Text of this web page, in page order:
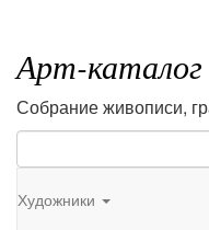
Арт-каталог
Собрание живописи,
Художники